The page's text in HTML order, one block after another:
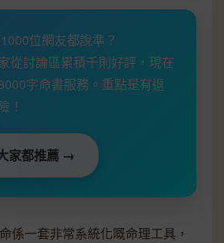
位網友都說準？
從討論區累積千則好評，現在
字命書服務。重點是有退
！
家都推薦 →
係一套非常系統化嘅命理工具，